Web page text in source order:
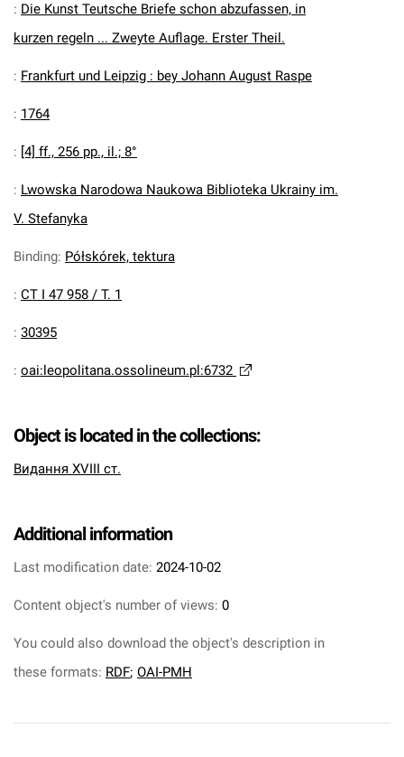
: Die Kunst Teutsche Briefe schon abzufassen, in
kurzen regeln ... Zweyte Auflage. Erster Theil.
: Frankfurt und Leipzig : bey Johann August Raspe
: 1764
: [4] ff., 256 pp., il.; 8°
: Lwowska Narodowa Naukowa Biblioteka Ukrainy im.
V. Stefanyka
Binding: Półskórek, tektura
: CT I 47 958 / T. 1
: 30395
: oai:leopolitana.ossolineum.pl:6732
Object is located in the collections:
Видання XVIII ст.
Additional information
Last modification date: 2024-10-02
Content object's number of views: 0
You could also download the object's description in
these formats: RDF; OAI-PMH